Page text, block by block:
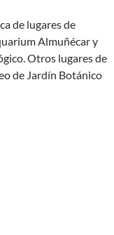
de lugares de
Almuñécar y
Otros lugares de
de Jardín Botánico